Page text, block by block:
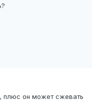
плюс он может сжевать